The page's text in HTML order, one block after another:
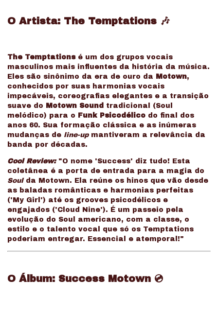
O Artista: The Temptations 🎶
The Temptationsé um dos grupos vocais
masculinos mais influentes da história da música.
Eles são sinônimo da era de ouro da
Motown,
conhecidos por suas harmonias vocais
impecáveis, coreografias elegantes e a transição
suave do
Motown Sound tradicional (Soul
melódico) para o
Funk Psicodélico do final dos
anos 60. Sua formação clássica e as inúmeras
mudanças de line-upmantiveram a relevância da
banda por décadas.
Cool Review:"O nome 'Success' diz tudo! Esta
coletânea é a porta de entrada para a magia do
Soulda Motown. Ela reúne os hinos que vão desde
as baladas românticas e harmonias perfeitas
('My Girl') até os grooves psicodélicos e
engajados ('Cloud Nine'). É um passeio pela
evolução do Soul americano, com a classe, o
estilo e o talento vocal que só os Temptations
poderiam entregar. Essencial e atemporal!"
O Álbum: Success Motown 💿